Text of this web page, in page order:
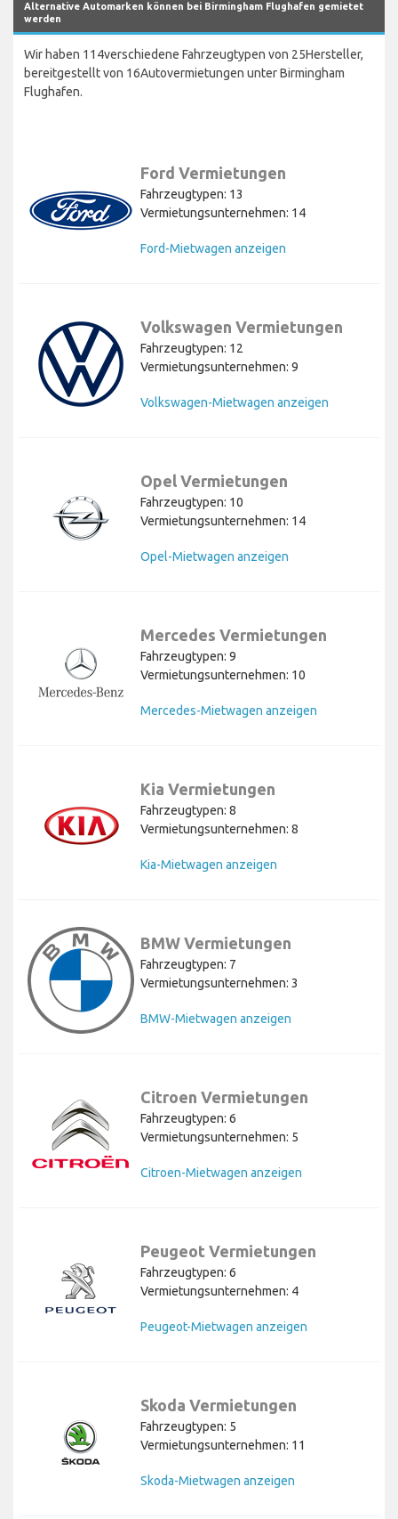
Alternative Automarken können bei Birmingham Flughafen gemietet
werden
Wir haben 114verschiedene Fahrzeugtypen von 25Hersteller,
bereitgestellt von 16Autovermietungen unter Birmingham
Flughafen.
Ford Vermietungen
Fahrzeugtypen: 13
Vermietungsunternehmen: 14
Ford-Mietwagen anzeigen
Volkswagen Vermietungen
Fahrzeugtypen: 12
Vermietungsunternehmen: 9
Volkswagen-Mietwagen anzeigen
Opel Vermietungen
Fahrzeugtypen: 10
Vermietungsunternehmen: 14
Opel-Mietwagen anzeigen
Mercedes Vermietungen
Fahrzeugtypen: 9
Vermietungsunternehmen: 10
Mercedes-Mietwagen anzeigen
Kia Vermietungen
Fahrzeugtypen: 8
Vermietungsunternehmen: 8
Kia-Mietwagen anzeigen
BMW Vermietungen
Fahrzeugtypen: 7
Vermietungsunternehmen: 3
BMW-Mietwagen anzeigen
Citroen Vermietungen
Fahrzeugtypen: 6
Vermietungsunternehmen: 5
Citroen-Mietwagen anzeigen
Peugeot Vermietungen
Fahrzeugtypen: 6
Vermietungsunternehmen: 4
Peugeot-Mietwagen anzeigen
Skoda Vermietungen
Fahrzeugtypen: 5
Vermietungsunternehmen: 11
Skoda-Mietwagen anzeigen